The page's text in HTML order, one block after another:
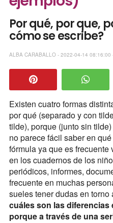
Por qué, por que,
cómo se escribe?
ALBA CARABALLO - 2022-04-14 08:16:00
Existen cuatro formas
por qué (separado y con
tilde), porque (junto sin
no parece fácil saber en
fórmula ya que es
en los cuadernos de los
periódicos, informes,
frecuente en muchas
sueles tener dudas en torno
cuáles son las diferencias
porque a través de una